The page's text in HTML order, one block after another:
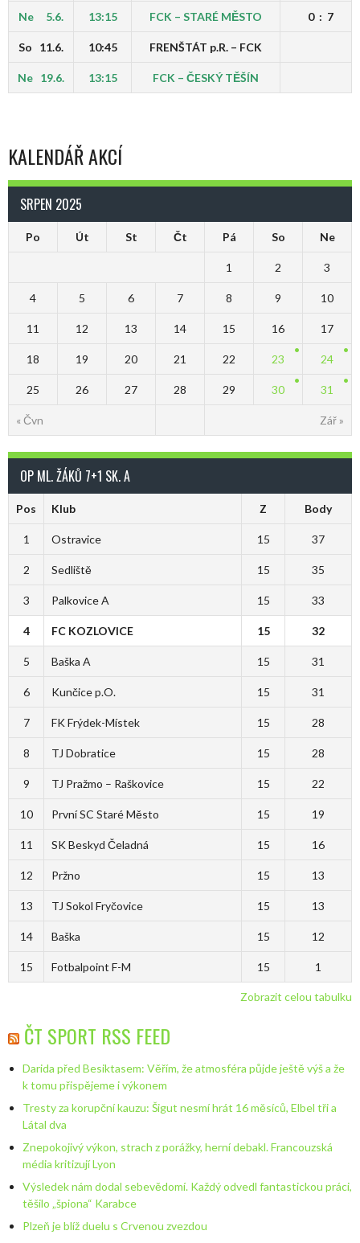
Ne 5.6. 13:15 FCK – STARÉ MĚSTO 0 : 7
So 11.6. 10:45 FRENŠTÁT p.R. – FCK
Ne 19.6. 13:15 FCK – ČESKÝ TĚŠÍN
KALENDÁŘ AKCÍ
SRPEN 2025
Po Út St Čt Pá So Ne
« Čvn Zář »
1 2 3
4 5 6 7 8 9 10
11 12 13 14 15 16 17
18 19 20 21 22 23 24
25 26 27 28 29 30 31
OP ML. ŽÁKŮ 7+1 SK. A
Pos Klub Z Body
1 Ostravice 15 37
2 Sedliště 15 35
3 Palkovice A 15 33
4 FC KOZLOVICE 15 32
5 Baška A 15 31
6 Kunčice p.O. 15 31
7 FK Frýdek-Místek 15 28
8 TJ Dobratice 15 28
9 TJ Pražmo – Raškovice 15 22
10 První SC Staré Město 15 19
11 SK Beskyd Čeladná 15 16
12 Pržno 15 13
13 TJ Sokol Fryčovice 15 13
14 Baška 15 12
15 Fotbalpoint F-M 15 1
Zobrazit celou tabulku
ČT SPORT RSS FEED
Darida před Besiktasem: Věřím, že atmosféra půjde ještě výš a že
k tomu přispějeme i výkonem
Tresty za korupční kauzu: Šigut nesmí hrát 16 měsíců, Elbel tři a
Látal dva
Znepokojivý výkon, strach z porážky, herní debakl. Francouzská
média kritizují Lyon
Výsledek nám dodal sebevědomí. Každý odvedl fantastickou práci,
těšilo „špiona“ Karabce
Plzeň je blíž duelu s Crvenou zvezdou